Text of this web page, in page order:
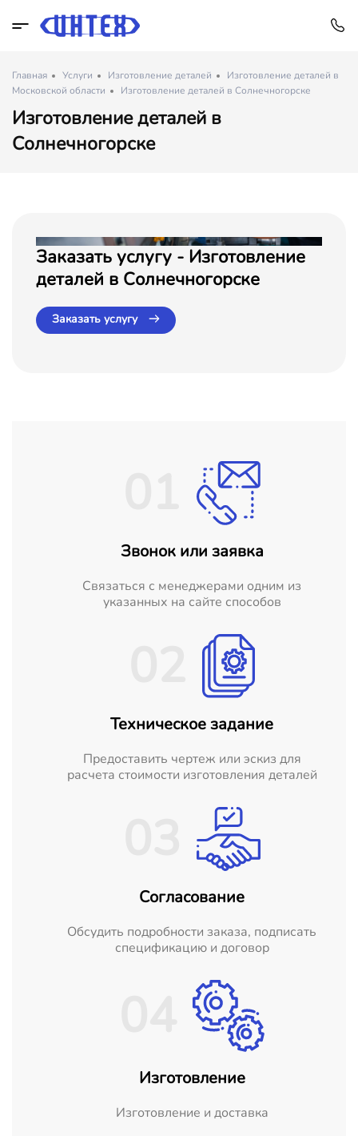
Главная Услуги Изготовление деталей
Изготовление деталей в
Московской области
Изготовление деталей в Солнечногорске
Изготовление деталей в
Солнечногорске
Заказать услугу - Изготовление
деталей в Солнечногорске
Заказать услугу
Звонок или заявка
Cвязаться с менеджерами одним из
указанных на сайте способов
Техническое задание
Предоставить чертеж или эскиз для
расчета стоимости изготовления деталей
Согласование
Обсудить подробности заказа, подписать
спецификацию и договор
Изготовление
Изготовление и доставка